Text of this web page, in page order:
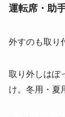
運転席・助
外すのも取り
取り外しはぽ
け。冬用・夏